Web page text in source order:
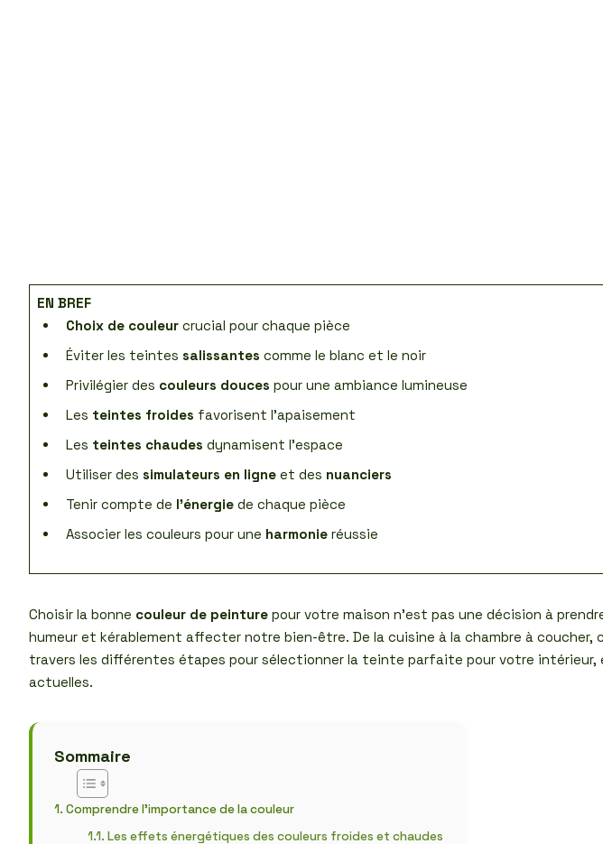
EN BREF
Choix de couleurcrucial pour chaque pièce
Éviter les teintes salissantes comme le blanc et le noir
Privilégier des couleurs douces pour une ambiance lumineuse
Les teintes froides favorisent l’apaisement
Les teintes chaudes dynamisent l’espace
Utiliser des simulateurs en ligneet des nuanciers
Tenir compte de l’énergiede chaque pièce
Associer les couleurs pour une harmonieréussie
Choisir la bonne couleur de peinture pour votre maison n’est pas une décision à
humeur et kérablement affecter notre bien-être. De la cuisine à la chambre à
travers les différentes étapes pour sélectionner la teinte parfaite pour votre
actuelles.
Sommaire
Comprendre l’importance de la couleur
Les effets énergétiques des couleurs froides et chaudes